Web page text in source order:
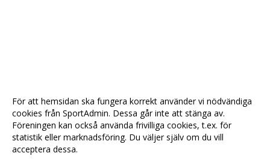
För att hemsidan ska fungera korrekt använder vi nödvändiga
cookies från SportAdmin. Dessa går inte att stänga av.
Föreningen kan också använda frivilliga cookies, t.ex. för
statistik eller marknadsföring. Du väljer själv om du vill
acceptera dessa.